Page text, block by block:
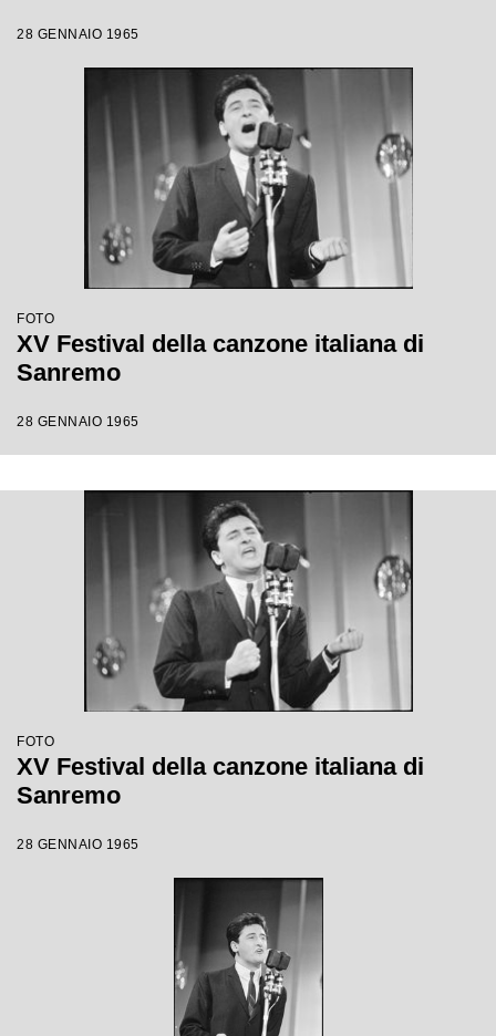
28 GENNAIO 1965
FOTO
XV Festival della canzone italiana di
Sanremo
28 GENNAIO 1965
FOTO
XV Festival della canzone italiana di
Sanremo
28 GENNAIO 1965